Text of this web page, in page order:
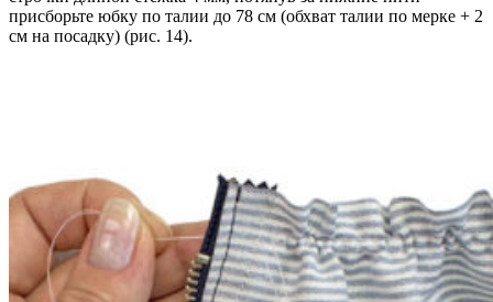
присборьте юбку по талии до 78 см (обхват талии по мерке + 2
см на посадку) (рис. 14).